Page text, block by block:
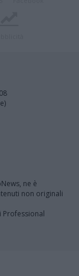
ne è
non originali
Professional